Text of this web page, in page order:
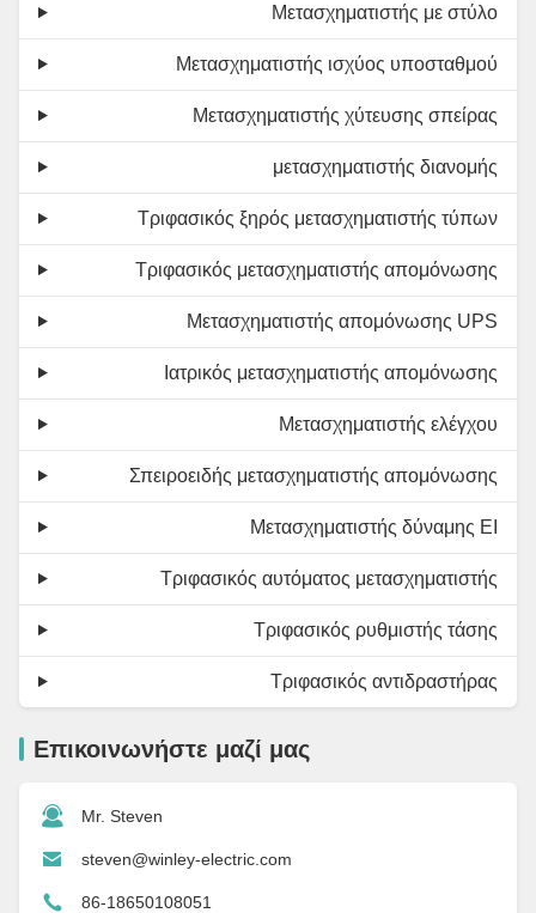
Μετασχηματιστής με στύλο
Μετασχηματιστής ισχύος υποσταθμού
Μετασχηματιστής χύτευσης σπείρας
μετασχηματιστής διανομής
Τριφασικός ξηρός μετασχηματιστής τύπων
Τριφασικός μετασχηματιστής απομόνωσης
Μετασχηματιστής απομόνωσης UPS
Ιατρικός μετασχηματιστής απομόνωσης
Μετασχηματιστής ελέγχου
Σπειροειδής μετασχηματιστής απομόνωσης
Μετασχηματιστής δύναμης EI
Τριφασικός αυτόματος μετασχηματιστής
Τριφασικός ρυθμιστής τάσης
Τριφασικός αντιδραστήρας
Επικοινωνήστε μαζί μας
Mr. Steven
steven@winley-electric.com
86-18650108051